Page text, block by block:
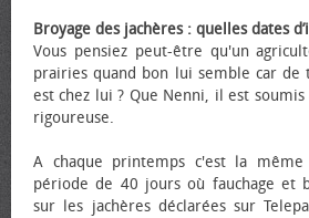
Broyage des jachères : quelles dates
Vous pensiez peut-être qu'un
prairies quand bon lui semble car de
est chez lui ? Que Nenni, il est
rigoureuse.
A chaque printemps c'est la
période de 40 jours où fauchage et
sur les jachères déclarées sur